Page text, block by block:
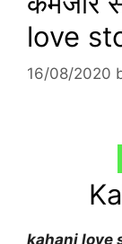
love
16/08/2020
kahani love